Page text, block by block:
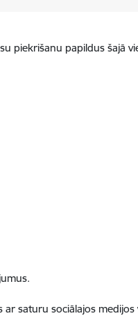
piekrišanu papildus šajā
saturu sociālajos